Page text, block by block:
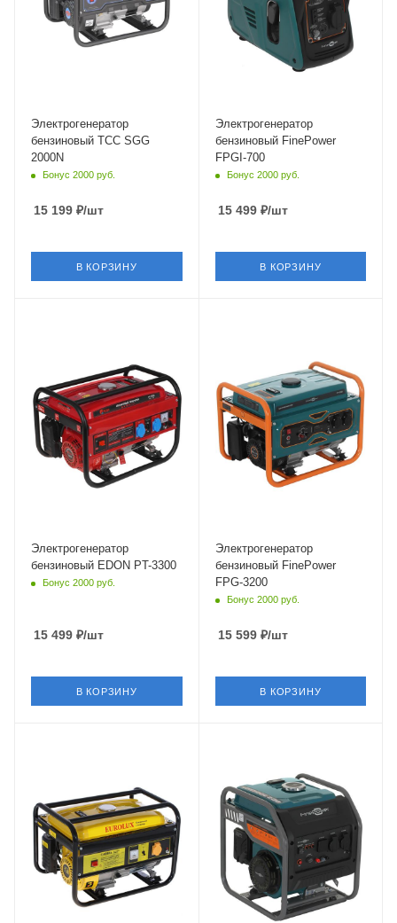
Электрогенератор
бензиновый ТСС SGG
2000N
Бонус 2000 руб.
15 199 ₽/шт
В КОРЗИНУ
Электрогенератор
бензиновый FinePower
FPGI-700
Бонус 2000 руб.
15 499₽/шт
В КОРЗИНУ
Электрогенератор
бензиновый EDON PT-3300
Бонус 2000 руб.
15 499 ₽/шт
В КОРЗИНУ
50 Гц
Электрогенератор
бензиновый FinePower
FPG-3200
Бонус 2000 руб.
15 599₽/шт
В КОРЗИНУ
Частота
50 Гц